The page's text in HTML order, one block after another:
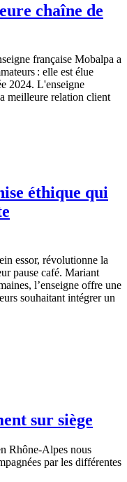
chaîne de
française Mobalpa a
: elle est élue
2024. L'enseigne
meilleure relation client
éthique qui
essor, révolutionne la
pause café. Mariant
l’enseigne offre une
souhaitant intégrer un
sur siège
Rhône-Alpes nous
par les différentes